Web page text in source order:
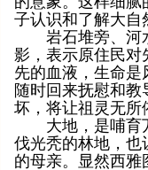
子认识和了解大
岩石堆旁、河水
影，表示原住民对
先的血液，生命
随时回来抚慰和
坏，将让祖灵无
大地，是哺育万
伐光秃的林地，也
的母亲。显然西